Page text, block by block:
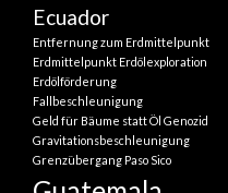
Ecuador
Entfernung zum Erdmittelpunkt
Erdmittelpunkt Erdölexploration
Erdölförderung
Fallbeschleunigung
Geld für Bäume statt Öl Genozid
Gravitationsbeschleunigung
Grenzübergang Paso Sico